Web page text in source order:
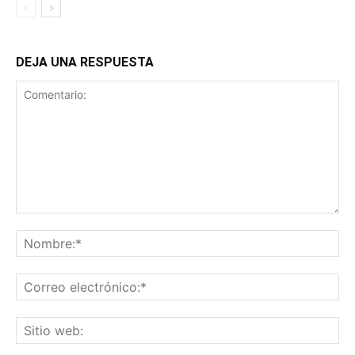
DEJA UNA RESPUESTA